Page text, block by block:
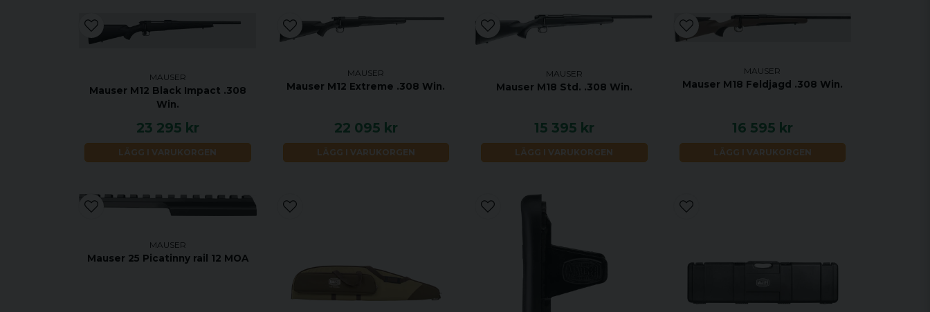
MAUSER
Mauser M12 Black Impact .308
Win.
23 295 kr
LÄGG I VARUKORGEN
MAUSER
Mauser M12 Extreme .308 Win.
22 095 kr
LÄGG I VARUKORGEN
MAUSER
Mauser M18 Std. .308 Win.
15 395 kr
LÄGG I VARUKORGEN
MAUSER
Mauser M18 Feldjagd .308 Win.
16 595 kr
LÄGG I VARUKORGEN
MAUSER
Mauser 25 Picatinny rail 12 MOA